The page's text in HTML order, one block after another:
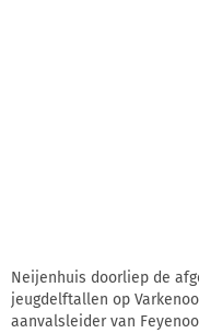
Neijenhuis doorliep de
jeugdelftallen op
aanvalsleider van